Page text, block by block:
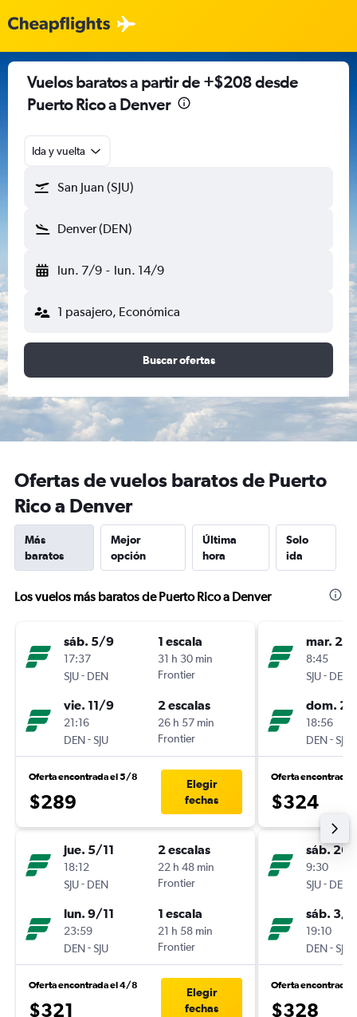
Vuelos baratos a partir de +$208 desde
Puerto Rico a Denver
Ida y vuelta
San Juan (SJU)
Denver (DEN)
lun. 7/9 - lun. 14/9
1 pasajero, Económica
Buscar ofertas
Ofertas de vuelos baratos de Puerto
Rico a Denver
Más
baratos
Mejor
opción
Última
hora
Solo
ida
Los vuelos más baratos de Puerto Rico a Denver
sáb. 5/9
17:37
SJU- DEN
1 escala
31 h 30 min
Frontier
vie. 11/9
21:16
DEN-SJU
2 escalas
26 h 57 min
Frontier
Oferta encontrada el 5/8
$289
Elegir
fechas
jue. 5/11
18:12
SJU- DEN
2 escalas
22 h 48 min
Frontier
lun. 9/11
23:59
DEN-SJU
1 escala
21 h 58 min
Frontier
Oferta encontrada el 4/8
$321
Elegir
fechas
mar.
8:45
SJU- DEN
dom.
18:56
DEN-SJU
Oferta encontrada
$324
sáb.
9:30
SJU- DEN
sáb. 3/
19:10
DEN-SJU
Oferta encontrada
$328